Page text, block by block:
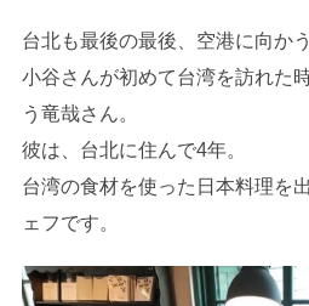
台北も最後の最後、空港に向か
小谷さんが初めて台湾を訪れた
う竜哉さん。
彼は、台北に住んで4年。
台湾の食材を使った日本料理を
ェフです。